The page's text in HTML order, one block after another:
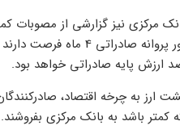
مرکزی نیز گزارشی از مصوبات
صادرکنندگان برای برگشت
به چرخه اقتصاد، صادرکنندگان